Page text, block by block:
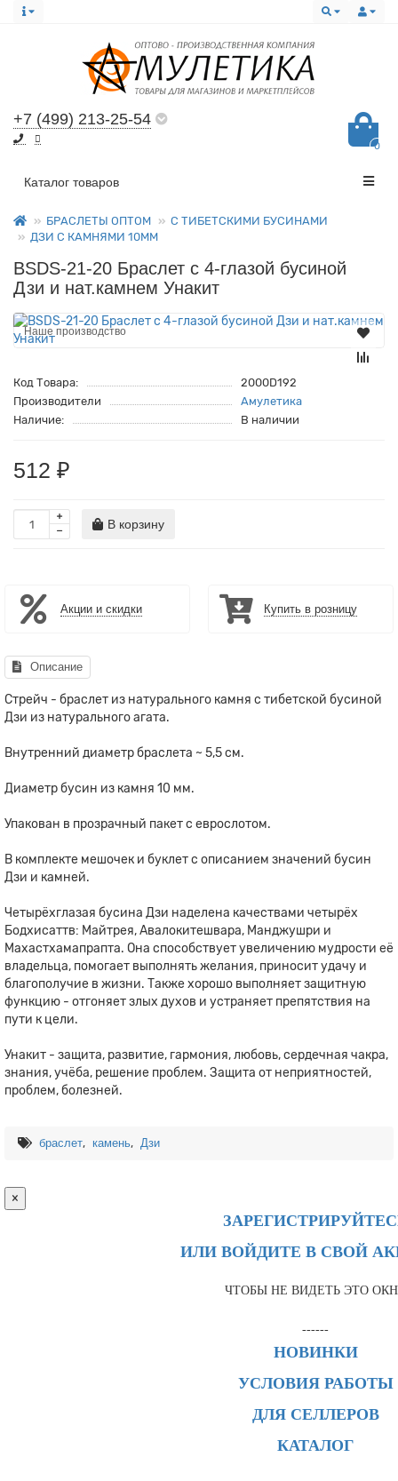
+7 (499) 213-25-54
0
Все категории
Каталог товаров
БРАСЛЕТЫ ОПТОМ
С ТИБЕТСКИМИ БУСИНАМИ
ДЗИ С КАМНЯМИ 10ММ
BSDS-21-20 Браслет с 4-глазой бусиной
Дзи и нат.камнем Унакит
Наше производство
Код Товара:
2000D192
Производители
Амулетика
Наличие:
В наличии
512 ₽
В корзину
Акции и скидки Купить в розницу
Описание
Стрейч - браслет из натурального камня с тибетской бусиной
Дзи из натурального агата.
Внутренний диаметр браслета ~ 5,5 см.
Диаметр бусин из камня 10 мм.
Упакован в прозрачный пакет с еврослотом.
В комплекте мешочек и буклет с описанием значений бусин
Дзи и камней.
Четырёхглазая бусина Дзи наделена качествами четырёх
Бодхисаттв: Майтрея, Авалокитешвара, Манджушри и
Махастхамапрапта. Она способствует увеличению мудрости её
владельца, помогает выполнять желания, приносит удачу и
благополучие в жизни. Также хорошо выполняет защитную
функцию - отгоняет злых духов и устраняет препятствия на
пути к цели.
Унакит - защита, развитие, гармония, любовь, сердечная чакра,
знания, учёба, решение проблем. Защита от неприятностей,
проблем, болезней.
браслет, камень, Дзи
×
ИЛИ ВОЙДИТЕ В СВОЙ
ЧТОБЫ НЕ ВИДЕТЬ ЭТО
------
НОВИНКИ
УСЛОВИЯ РАБОТЫ
ДЛЯ СЕЛЛЕРОВ
КАТАЛОГ